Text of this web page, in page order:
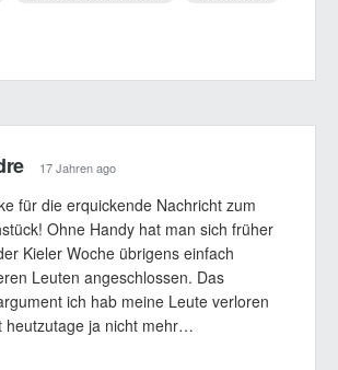
17 Jahren ago
für die erquickende Nachricht zum
Ohne Handy hat man sich früher
Kieler Woche übrigens einfach
Leuten angeschlossen. Das
ich hab meine Leute verloren
heutzutage ja nicht mehr…